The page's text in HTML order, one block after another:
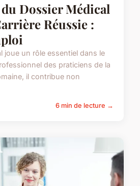
Dossier Médical
Réussie :
joue un rôle essentiel dans le
des praticiens de la
il contribue non
6 min de lecture →